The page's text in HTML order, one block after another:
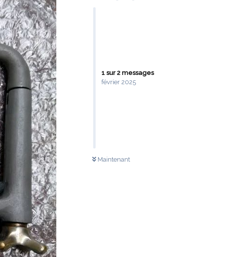
1 sur 2 messages
février 2025
Maintenant